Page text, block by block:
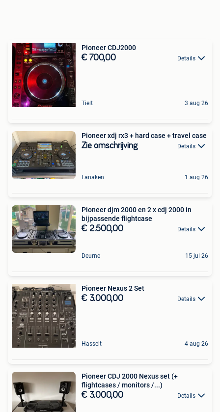
Pioneer CDJ2000
€ 700,00 Details
Tielt 3 aug 26
Pioneer xdj rx3 + hard case + travel case
Zie omschrijving Details
Lanaken 1 aug 26
Pioneer djm 2000 en 2 x cdj 2000 in
bijpassende flightcase
€ 2.500,00 Details
Deurne 15 jul 26
Pioneer Nexus 2 Set
€ 3.000,00 Details
Hasselt 4 aug 26
Pioneer CDJ 2000 Nexus set (+
flightcases / monitors /...)
€ 3.000,00 Details